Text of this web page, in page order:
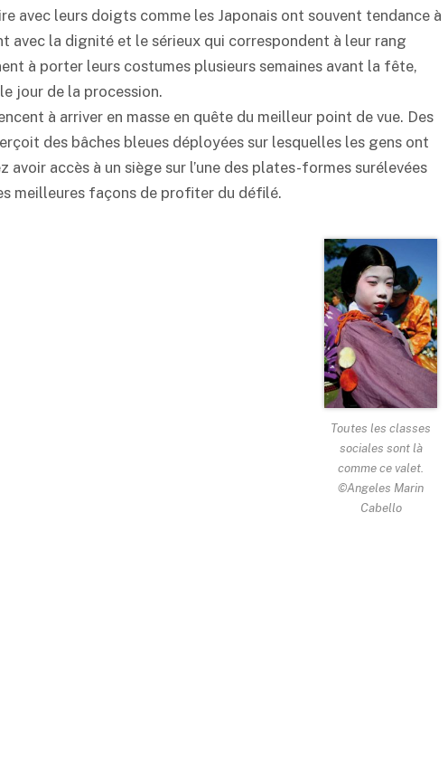
avec leurs doigts comme les Japonais ont souvent tendance à
avec la dignité et le sérieux qui correspondent à leur rang
à porter leurs costumes plusieurs semaines avant la fête,
jour de la procession.
à arriver en masse en quête du meilleur point de vue. Des
des bâches bleues déployées sur lesquelles les gens ont
avoir accès à un siège sur l’une des plates-formes surélevées
meilleures façons de profiter du défilé.
Toutes les classes
sociales sont là
comme ce valet.
©Angeles Marin
Cabello